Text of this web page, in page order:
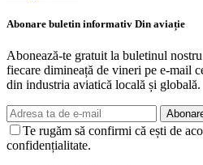
Abonare buletin informativ Din aviație
Abonează-te gratuit la buletinul
fiecare dimineață de vineri pe e-mail
din industria aviatică locală și globală.
Te rugăm să confirmi că ești de
confidențialitate.